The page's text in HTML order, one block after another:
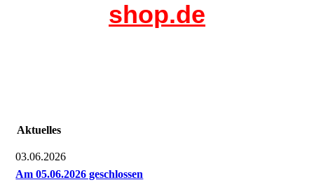
shop.de
Aktuelles
03.06.2026
Am 05.06.2026 geschlossen